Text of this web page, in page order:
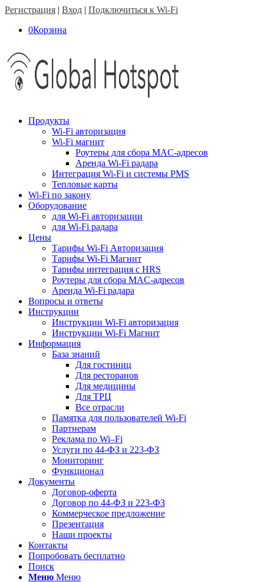
Регистрация | Вход | Подключиться к Wi-Fi
0Корзина
Продукты
Wi-Fi авторизация
Wi-Fi магнит
Роутеры для сбора MAC-адресов
Аренда Wi-Fi радара
Интеграция Wi-Fi и системы PMS
Тепловые карты
Wi-Fi по закону
Оборудование
для Wi-Fi авторизации
для Wi-Fi радара
Цены
Тарифы Wi-Fi Авторизация
Тарифы Wi-Fi Магнит
Тарифы интеграция с HRS
Роутеры для сбора MAC-адресов
Аренда Wi-Fi радара
Вопросы и ответы
Инструкции
Инструкции Wi-Fi авторизация
Инструкции Wi-Fi Магнит
Информация
База знаний
Для гостиниц
Для ресторанов
Для медицины
Для ТРЦ
Все отрасли
Памятка для пользователей Wi-Fi
Партнерам
Реклама по Wi–Fi
Услуги по 44-ФЗ и 223-ФЗ
Мониторинг
Функционал
Документы
Договор-оферта
Договор по 44-ФЗ и 223-ФЗ
Коммерческое предложение
Презентация
Наши проекты
Контакты
Попробовать бесплатно
Поиск
Меню Меню